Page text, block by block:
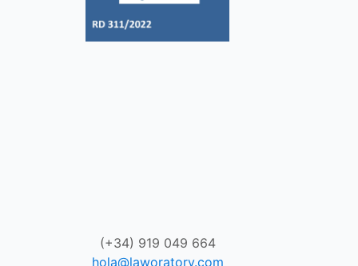
(+34) 919 049 664
hola@laworatory.com